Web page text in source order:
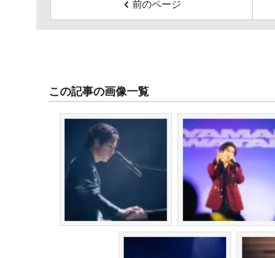
前のページ
この記事の画像一覧